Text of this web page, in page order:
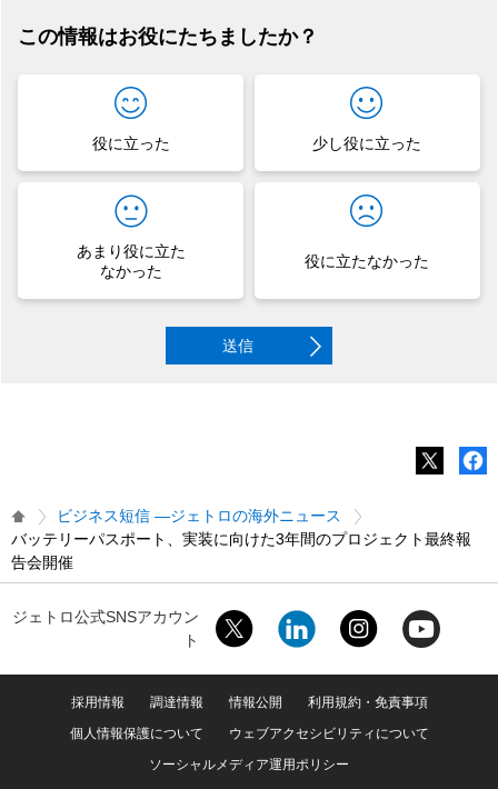
この情報はお役にたちましたか？
役に立った 少し役に立った
あまり役に立た
なかった
役に立たなかった
送信
ビジネス短信 ―ジェトロの海外ニュース
バッテリーパスポート、実装に向けた3年間のプロジェクト最終報
告会開催
ジェトロ公式SNSアカウン
ト
採用情報 調達情報 情報公開
利用規約・免責事項
個人情報保護について
ウェブアクセシビリティについて
ソーシャルメディア運用ポリシー